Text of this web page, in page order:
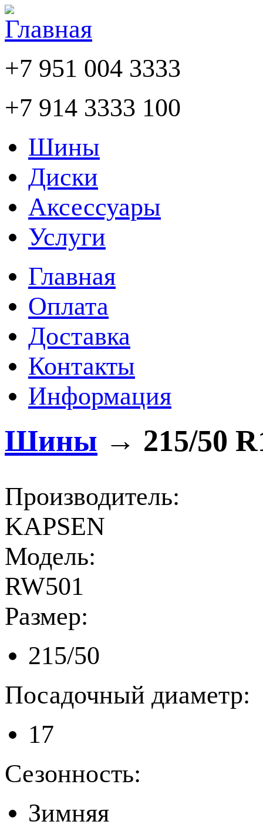
+7 951 004 3333
+7 914 3333 100
Шины
Диски
Аксессуары
Услуги
Главная
Оплата
Доставка
Контакты
Информация
Шины → 215/50
Производитель:
KAPSEN
Модель:
RW501
Размер:
215/50
Посадочный диаметр:
17
Сезонность:
Зимняя